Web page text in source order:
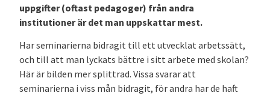
uppgifter (oftast pedagoger) från andra
institutioner är det man uppskattar mest.
Har seminarierna bidragit till ett utvecklat arbetssätt,
och till att man lyckats bättre i sitt arbete med skolan?
Här är bilden mer splittrad. Vissa svarar att
seminarierna i viss mån bidragit, för andra har de haft